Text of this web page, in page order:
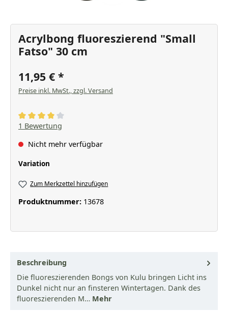
Acrylbong fluoreszierend "Small
Fatso" 30 cm
11,95 €
Preise inkl. MwSt., zzgl. Versand
Durchschnittliche Bewertung von 4 von 5 Sternen
1 Bewertung
Nicht mehr verfügbar
Variation
Zum Merkzettel hinzufügen
Produktnummer: 13678
Beschreibung
Die fluoreszierenden Bongs von Kulu bringen Licht ins
Dunkel nicht nur an finsteren Wintertagen. Dank des
fluoreszierenden M… Mehr